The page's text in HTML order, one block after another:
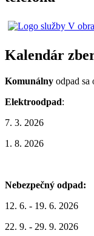
Kalendár
Komunálny odpad sa
Elektroodpad:
7. 3. 2026
1. 8. 2026
Nebezpečný odpad:
12. 6. - 19. 6. 2026
22. 9. - 29. 9. 2026